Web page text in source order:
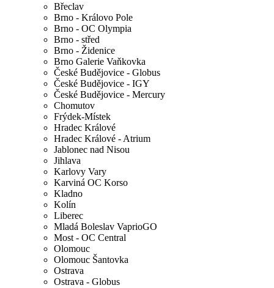
Břeclav
Brno - Královo Pole
Brno - OC Olympia
Brno - střed
Brno - Židenice
Brno Galerie Vaňkovka
České Budějovice - Globus
České Budějovice - IGY
České Budějovice - Mercury
Chomutov
Frýdek-Místek
Hradec Králové
Hradec Králové - Atrium
Jablonec nad Nisou
Jihlava
Karlovy Vary
Karviná OC Korso
Kladno
Kolín
Liberec
Mladá Boleslav VaprioGO
Most - OC Central
Olomouc
Olomouc Šantovka
Ostrava
Ostrava - Globus